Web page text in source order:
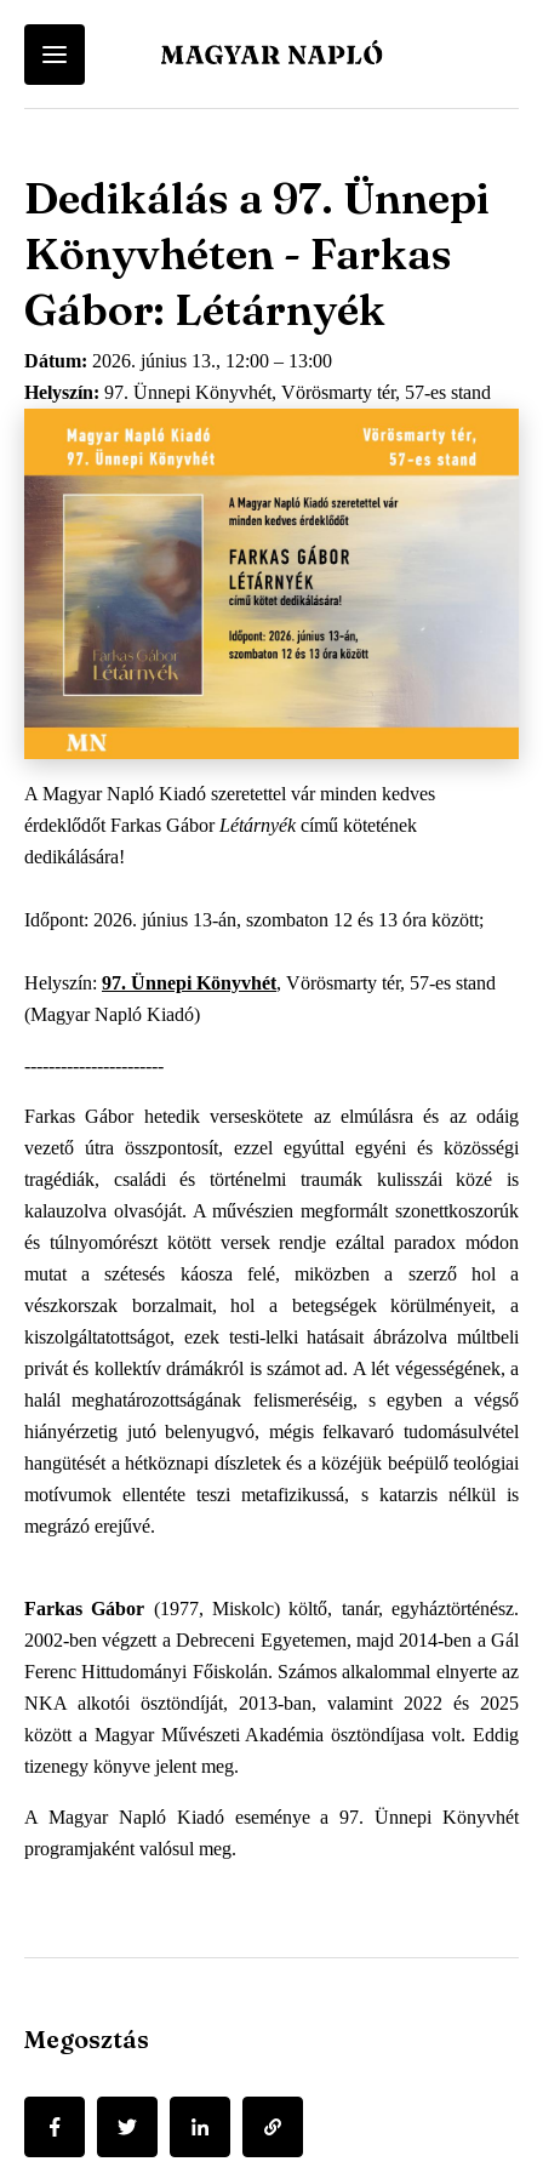
Ugrás
tartalomra
menü
Felhasználói fiókod eléréséhez először lépj be vagy regisztrálj.
Belépés Regisztráció
A kosár üres
Menü
-
Magyar
Napló
-
Főmenü
Webáruház
Irodalmi Magazin
Megosztás
Dedikálás a 97. Ünnepi
Könyvhéten - Farkas
Gábor: Létárnyék
Dátum 2026. június 13., 12:00 – 13:00
Helyszín 97. Ünnepi Könyvhét, Vörösmarty tér, 57-es stand
A Magyar Napló Kiadó szeretettel vár minden kedves
érdeklődőt Farkas Gábor Létárnyékcímű kötetének
dedikálására!
Időpont: 2026. június 13-án, szombaton 12 és 13 óra között;
Helyszín: 97. Ünnepi Könyvhét, Vörösmarty tér, 57-es stand
(Magyar Napló Kiadó)
-----------------------
Farkas Gábor hetedik verseskötete az elmúlásra és az odáig
vezető útra összpontosít, ezzel egyúttal egyéni és közösségi
tragédiák, családi és történelmi traumák kulisszái közé is
kalauzolva olvasóját. A művészien megformált szonettkoszorúk
és túlnyomórészt kötött versek rendje ezáltal paradox módon
mutat a szétesés káosza felé, miközben a szerző hol a
vészkorszak borzalmait, hol a betegségek körülményeit, a
kiszolgáltatottságot, ezek testi-lelki hatásait ábrázolva múltbeli
privát és kollektív drámákról is számot ad. A lét végességének, a
halál meghatározottságának felismeréséig, s egyben a végső
hiányérzetig jutó belenyugvó, mégis felkavaró tudomásulvétel
hangütését a hétköznapi díszletek és a közéjük beépülő teológiai
motívumok ellentéte teszi metafizikussá, s katarzis nélkül is
megrázó erejűvé.
Farkas Gábor (1977, Miskolc) költő, tanár, egyháztörténész.
2002-ben végzett a Debreceni Egyetemen, majd 2014-ben a Gál
Ferenc Hittudományi Főiskolán. Számos alkalommal elnyerte az
NKA alkotói ösztöndíját, 2013-ban, valamint 2022 és 2025
között a Magyar Művészeti Akadémia ösztöndíjasa volt. Eddig
tizenegy könyve jelent meg.
A Magyar Napló Kiadó eseménye a 97. Ünnepi Könyvhét
programjaként valósul meg.